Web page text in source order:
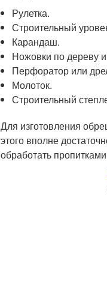
Рулетка.
Строительный
Карандаш.
Ножовки по дереву
Перфоратор или
Молоток.
Строительный
Для изготовления
этого вполне
обработать